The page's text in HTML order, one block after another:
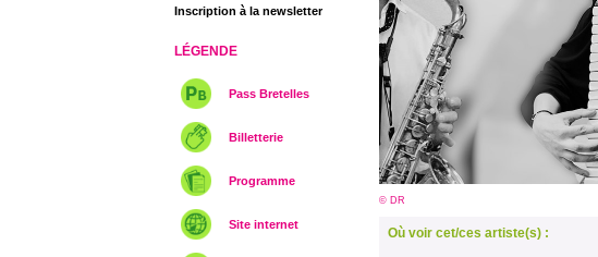
Inscription à la newsletter
LÉGENDE
Pass Bretelles
Billetterie
Programme
Site internet
© DR
Où voir cet/ces artiste(s) :